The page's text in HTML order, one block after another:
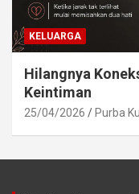
KELUARGA
Hilangnya
Keintiman
25/04/2026 Purba